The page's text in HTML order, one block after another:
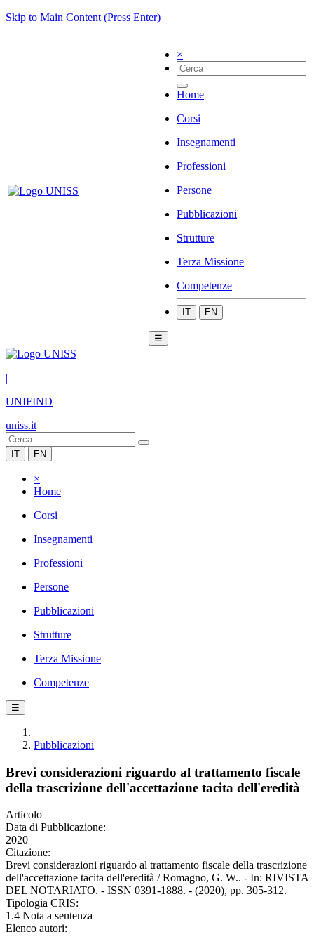
Skip to Main Content (Press Enter)
×
Home
Corsi
Insegnamenti
Professioni
Persone
Pubblicazioni
Strutture
Terza Missione
Competenze
IT EN
☰
|
UNIFIND
uniss.it
IT EN
×
Home
Corsi
Insegnamenti
Professioni
Persone
Pubblicazioni
Strutture
Terza Missione
Competenze
☰
Pubblicazioni
Brevi considerazioni riguardo al trattamento fiscale
della trascrizione dell'accettazione tacita dell'eredità
Articolo
Data di Pubblicazione:
2020
Citazione:
Brevi considerazioni riguardo al trattamento fiscale della trascrizione
dell'accettazione tacita dell'eredità / Romagno, G. W.. - In: RIVISTA
DEL NOTARIATO. - ISSN 0391-1888. - (2020), pp. 305-312.
Tipologia CRIS:
1.4 Nota a sentenza
Elenco autori: